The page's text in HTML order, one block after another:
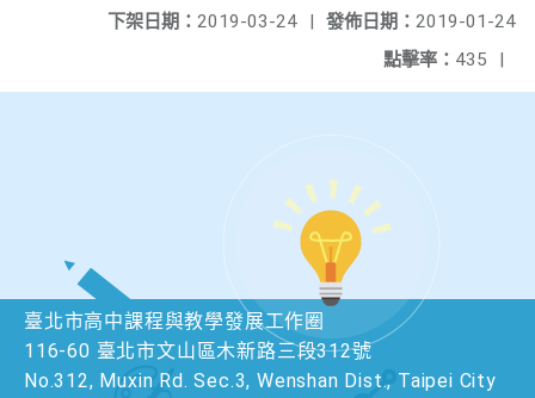
發佈日期： 2019-01-24
下架日期： 2019-03-24
|
點擊率： 435 |
臺北市高中課程與教學發展工作圈
116-60 臺北市文山區木新路三段312號
No.312, Muxin Rd. Sec.3, Wenshan Dist., Taipei City